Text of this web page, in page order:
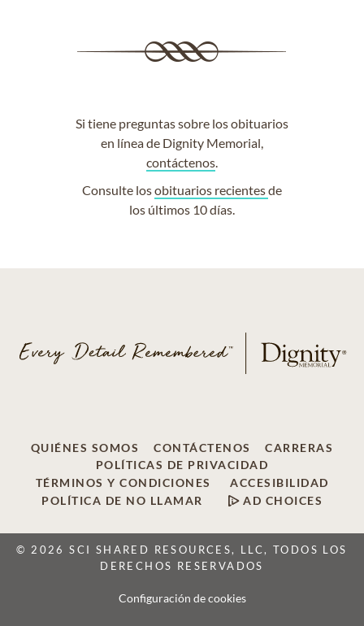
Si tiene preguntas sobre los obituarios
en línea de Dignity Memorial,
contáctenos.
Consulte losobituarios recientesde
los últimos 10 días.
QUIÉNES SOMOS CONTÁCTENOS
CARRERAS
POLÍTICAS DE PRIVACIDAD
TÉRMINOS Y CONDICIONES
ACCESIBILIDAD
POLÍTICA DE NO LLAMAR
AD CHOICES
© 2026 SCI SHARED RESOURCES, LLC, TODOS LOS
DERECHOS RESERVADOS
Configuración de cookies